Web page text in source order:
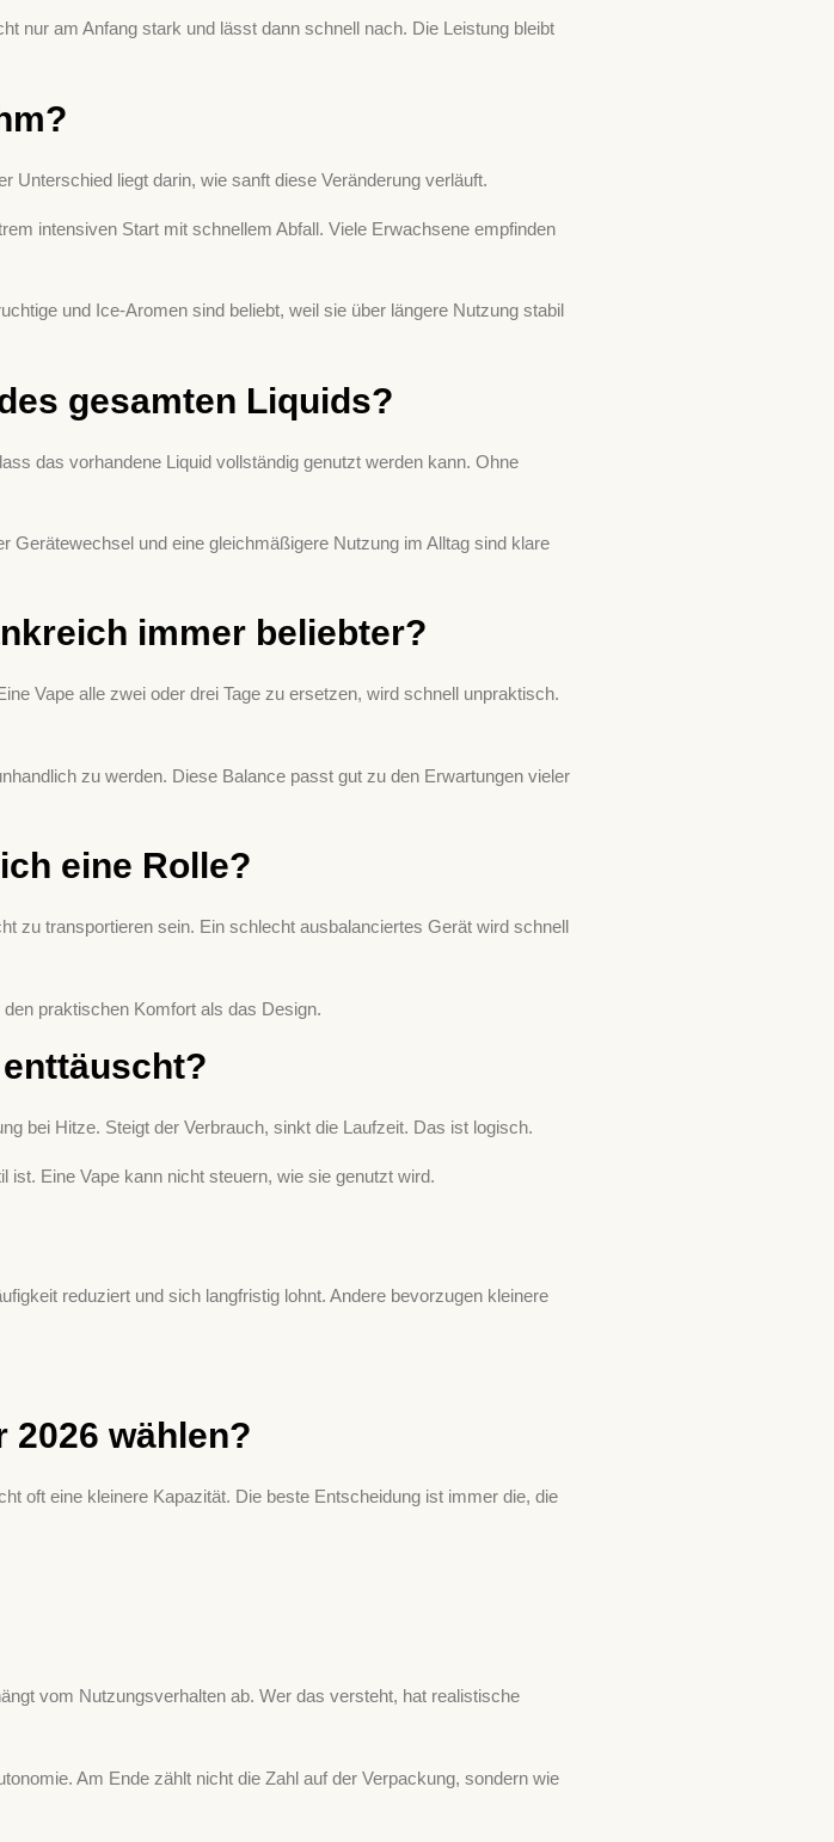
nur am Anfang stark und lässt dann schnell nach. Die Leistung bleibt
liegt darin, wie sanft diese Veränderung verläuft.
intensiven Start mit schnellem Abfall. Viele Erwachsene empfinden
und Ice-Aromen sind beliebt, weil sie über längere Nutzung stabil
gesamten Liquids?
das vorhandene Liquid vollständig genutzt werden kann. Ohne
und eine gleichmäßigere Nutzung im Alltag sind klare
immer beliebter?
Vape alle zwei oder drei Tage zu ersetzen, wird schnell unpraktisch.
zu werden. Diese Balance passt gut zu den Erwartungen vieler
eine Rolle?
zu transportieren sein. Ein schlecht ausbalanciertes Gerät wird schnell
praktischen Komfort als das Design.
bei Hitze. Steigt der Verbrauch, sinkt die Laufzeit. Das ist logisch.
Eine Vape kann nicht steuern, wie sie genutzt wird.
reduziert und sich langfristig lohnt. Andere bevorzugen kleinere
2026 wählen?
oft eine kleinere Kapazität. Die beste Entscheidung ist immer die, die
vom Nutzungsverhalten ab. Wer das versteht, hat realistische
Am Ende zählt nicht die Zahl auf der Verpackung, sondern wie